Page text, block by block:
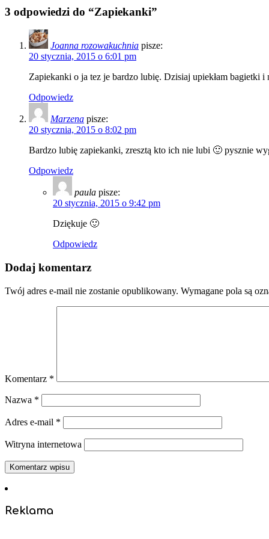
3 odpowiedzi do “Zapiekanki”
Joanna rozowakuchnia pisze:
20 stycznia, 2015 o 6:01 pm
Zapiekanki o ja tez je bardzo lubię. Dzisiaj upiekłam bagietki
Odpowiedz
Marzena pisze:
20 stycznia, 2015 o 8:02 pm
Bardzo lubię zapiekanki, zresztą kto ich nie lubi 🙂 pysznie
Odpowiedz
paula pisze:
20 stycznia, 2015 o 9:42 pm
Dziękuje 🙂
Odpowiedz
Dodaj komentarz
Twój adres e-mail nie zostanie opublikowany. Wymagane pola są
Komentarz *
Nazwa *
Adres e-mail *
Witryna internetowa
Reklama